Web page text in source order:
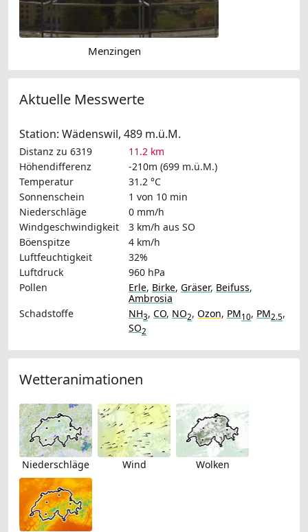
Menzingen
Aktuelle Messwerte
Station: Wädenswil, 489 m.ü.M.
Distanz zu 6319
11.2 km
Höhendifferenz
-210m (699 m.ü.M.)
Temperatur
31.2 °C
Sonnenschein
1 von 10 min
Niederschläge
0 mm/h
Windgeschwindigkeit
3 km/h aus SO
Böenspitze
4 km/h
Luftfeuchtigkeit
32%
Luftdruck
960 hPa
Pollen
Erle, Birke, Gräser, Beifuss,
Ambrosia
Schadstoffe
NH3, CO, NO2, Ozon, PM10, PM2.5,
SO2
Wetteranimationen
Niederschläge Wind Wolken